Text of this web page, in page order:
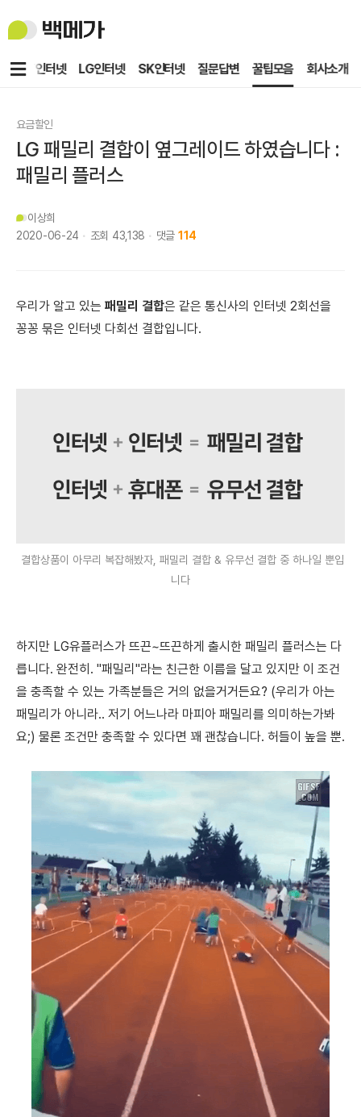
백
메
KT인터넷 LG인터넷 SK인터넷 질문답변 꿀팁모음 회사소개
메
요금할인
LG 패밀리 결합이 옆그레이드 하였습니다 :
패밀리 플러스
이상희
2020-06-24
조회 43,138 댓글 114
우리가 알고 있는 패밀리 결합은 같은 통신사의 인터넷 2회선을
꽁꽁 묶은 인터넷 다회선 결합입니다.
결합상품이 아무리 복잡해봤자, 패밀리 결합 & 유무선 결합 중 하나일 뿐입
니다
하지만 LG유플러스가 뜨끈~뜨끈하게 출시한 패밀리 플러스는 다
릅니다. 완전히. "패밀리"라는 친근한 이름을 달고 있지만 이 조건
을 충족할 수 있는 가족분들은 거의 없을거거든요? (우리가 아는
패밀리가 아니라.. 저기 어느나라 마피아 패밀리를 의미하는가봐
요;) 물론 조건만 충족할 수 있다면 꽤 괜찮습니다. 허들이 높을 뿐.